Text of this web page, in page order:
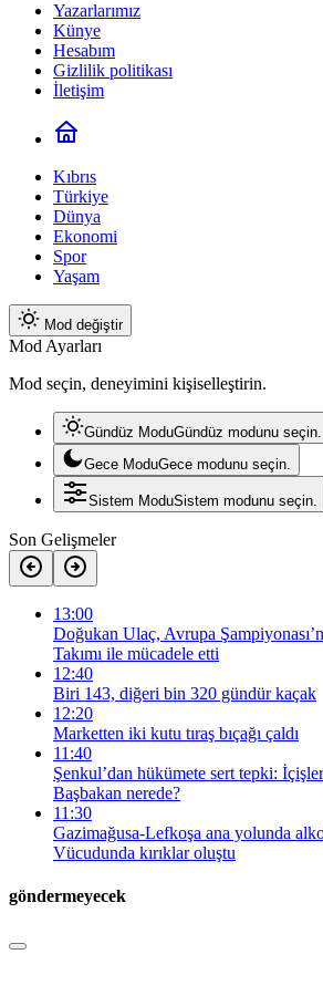
Yazarlarımız
Künye
Hesabım
Gizlilik politikası
İletişim
Kıbrıs
Türkiye
Dünya
Ekonomi
Spor
Yaşam
Mod değiştir
Mod Ayarları
Mod seçin, deneyimini kişiselleştirin.
Gündüz ModuGündüz modunu seçin.
Gece ModuGece modunu seçin.
Sistem ModuSistem modunu seçin.
Son Gelişmeler
13:00
Doğukan Ulaç, Avrupa
Takımı ile mücadele etti
12:40
Biri 143, diğeri bin 320 gündür kaçak
12:20
Marketten iki kutu tıraş bıçağı çaldı
11:40
Şenkul’dan hükümete sert tepki:
Başbakan nerede?
11:30
Gazimağusa-Lefkoşa ana yolunda
Vücudunda kırıklar oluştu
göndermeyecek